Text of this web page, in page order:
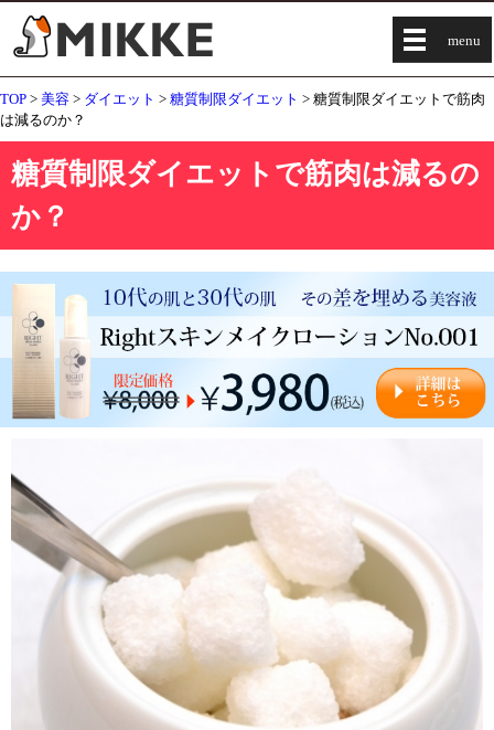
menu
TOP > 美容 > ダイエット > 糖質制限ダイエット > 糖質制限ダイエットで筋肉
は減るのか？
糖質制限ダイエットで筋肉は減るの
か？